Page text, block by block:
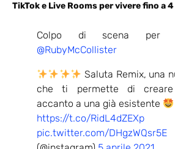
TikTok e Live Rooms per vivere fino a
Colpo di scena per
@RubyMcCollister
Saluta Remix, una
che ti permette di creare
accanto a una già esistente
https://t.co/RidL4dZEXp
pic.twitter.com/DHgzWQsr5E